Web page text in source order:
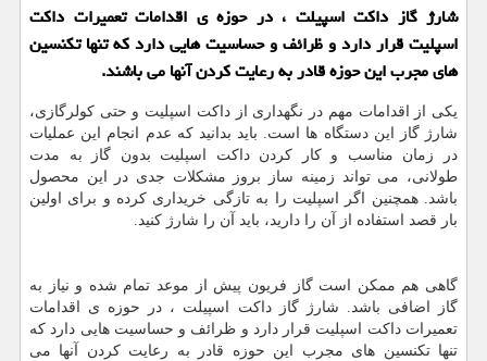
شارژ گاز داكت اسپیلت ، در حوزه ی اقدامات تعمیرات داكت
اسپلیت قرار دارد و ظرائف و حساسیت هایی دارد كه تنها تكنسین
های مجرب این حوزه قادر به رعایت كردن آنها می باشند.
یکی از اقدامات مهم در نگهداری از داکت اسپلیت و حتی کولرگازی،
شارژ گاز این دستگاه ها است. باید بدانید که عدم انجام این عملیات
در زمان مناسب و کار کردن داکت اسپلیت بدون گاز به مدت
طولانی، می تواند زمینه ساز بروز مشکلات جدی در این محصول
باشد. همچنین اگر اسپلیت را به تازگی خریداری کرده و برای اولین
بار قصد استفاده از آن را دارید، باید آن را شارژ کنید.
گاهی هم ممکن است گاز فریون پیش از موعد تمام شده و نیاز به
گاز اضافی باشد. شارژ گاز داکت اسپیلت ، در حوزه ی اقدامات
تعمیرات داکت اسپلیت قرار دارد و ظرائف و حساسیت هایی دارد که
تنها تکنسین های مجرب این حوزه قادر به رعایت کردن آنها می